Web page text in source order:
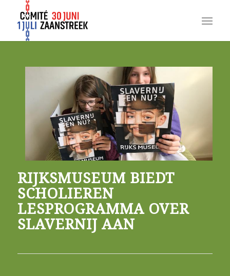
RIJKSMUSEUM BIEDT
SCHOLIEREN
LESPROGRAMMA OVER
SLAVERNIJ AAN